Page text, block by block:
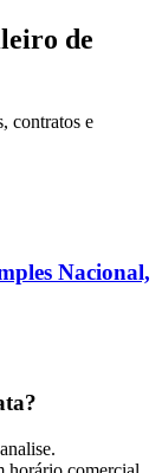
de
contratos e
Nacional,